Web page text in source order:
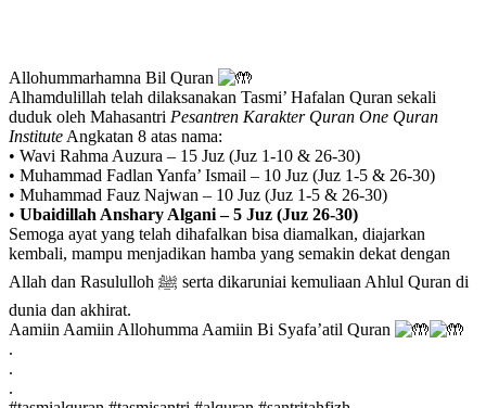
Allohummarhamna Bil Quran
Alhamdulillah telah dilaksanakan Tasmi’ Hafalan Quran sekali
duduk oleh Mahasantri Pesantren Karakter Quran One Quran
Institute Angkatan 8 atas nama:
• Wavi Rahma Auzura – 15 Juz (Juz 1-10 & 26-30)
• Muhammad Fadlan Yanfa’ Ismail – 10 Juz (Juz 1-5 & 26-30)
• Muhammad Fauz Najwan – 10 Juz (Juz 1-5 & 26-30)
• Ubaidillah Anshary Algani – 5 Juz (Juz 26-30)
Semoga ayat yang telah dihafalkan bisa diamalkan, diajarkan
kembali, mampu menjadikan hamba yang semakin dekat dengan
Allah dan Rasululloh ﷺ serta dikaruniai kemuliaan Ahlul Quran di
dunia dan akhirat.
Aamiin Aamiin Allohumma Aamiin Bi Syafa’atil Quran
.
.
.